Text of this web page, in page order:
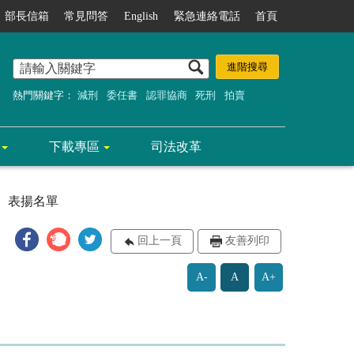
部長信箱 常見問答 English 緊急連絡電話 首頁
熱門關鍵字： 減刑 委任書 認罪協商 死刑 拍賣
下載專區 司法改革
表揚名單
回上一頁 友善列印
A- A A+